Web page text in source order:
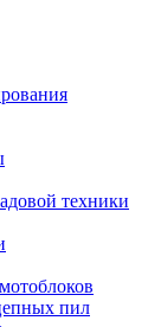
техники
пил